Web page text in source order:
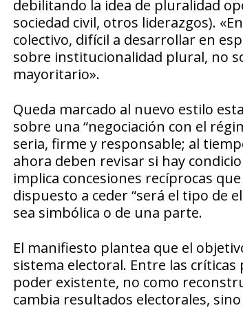
debilitando la idea de pluralidad
sociedad civil, otros liderazgos).
colectivo, difícil a desarrollar en
sobre institucionalidad plural, no
mayoritario».
Queda marcado al nuevo estilo
sobre una “negociación con el
seria, firme y responsable; al
ahora deben revisar si hay
implica concesiones recíprocas
dispuesto a ceder “será el tipo de
sea simbólica o de una parte.
El manifiesto plantea que el
sistema electoral. Entre las
poder existente, no como
cambia resultados electorales,